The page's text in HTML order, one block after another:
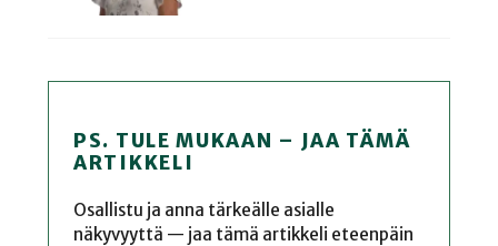
PS. TULE MUKAAN – JAA TÄMÄ
ARTIKKELI
Osallistu ja anna tärkeälle asialle
näkyvyyttä — jaa tämä artikkeli eteenpäin